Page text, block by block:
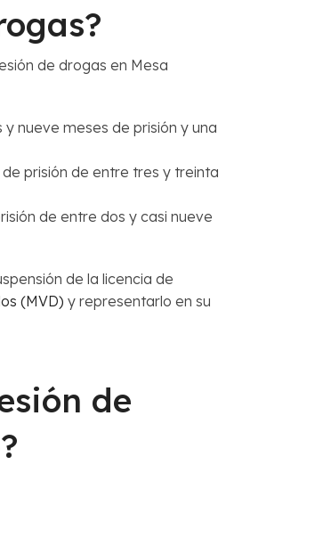
de drogas en Mesa
nueve meses de prisión y una
prisión de entre tres y treinta
de entre dos y casi nueve
de la licencia de
(MVD) y representarlo en su
de